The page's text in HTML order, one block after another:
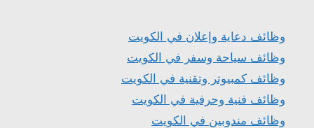
وظائف دعاية وإعلان في الكويت
وظائف سياحة وسفر في الكويت
وظائف كمبيوتر وتقنية في الكويت
وظائف فنية وحرفية في الكويت
وظائف مندوبين في الكويت